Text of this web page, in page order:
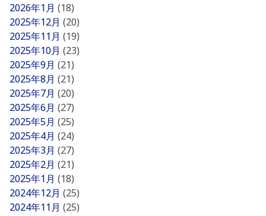
2026年1月 (18)
2025年12月 (20)
2025年11月 (19)
2025年10月 (23)
2025年9月 (21)
2025年8月 (21)
2025年7月 (20)
2025年6月 (27)
2025年5月 (25)
2025年4月 (24)
2025年3月 (27)
2025年2月 (21)
2025年1月 (18)
2024年12月 (25)
2024年11月 (25)